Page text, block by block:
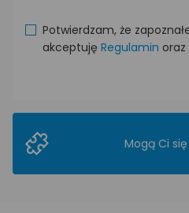
Potwierdzam, że
akceptuję Regulamin oraz
Mogą Ci